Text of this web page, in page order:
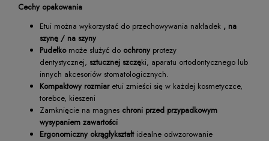
Cechy opakowania
Etui można wykorzystać do przechowywania nakładek , na
szynę / na szyny
Pudełko może służyć do ochrony protezy
dentystycznej, sztucznej szczęki, aparatu ortodontycznego lub
innych akcesoriów stomatologicznych.
Kompaktowy rozmiaretui zmieści się w każdej kosmetyczce,
torebce, kieszeni
Zamknięcie na magnes chroni przed przypadkowym
wysypaniem zawartości
Ergonomiczny okrągłykształtidealne odwzorowanie